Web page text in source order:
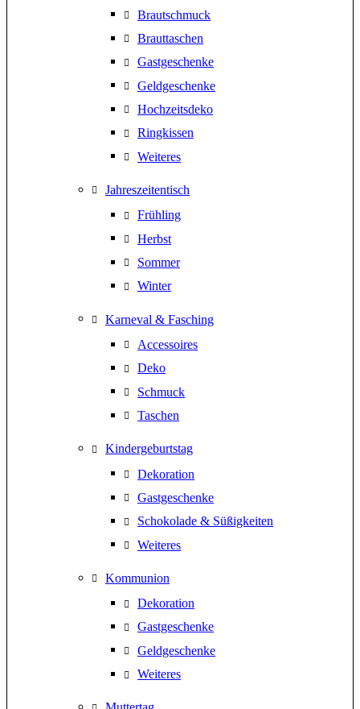
Brautschmuck
Brauttaschen
Gastgeschenke
Geldgeschenke
Hochzeitsdeko
Ringkissen
Weiteres
Jahreszeitentisch
Frühling
Herbst
Sommer
Winter
Karneval & Fasching
Accessoires
Deko
Schmuck
Taschen
Kindergeburtstag
Dekoration
Gastgeschenke
Schokolade & Süßigkeiten
Weiteres
Kommunion
Dekoration
Gastgeschenke
Geldgeschenke
Weiteres